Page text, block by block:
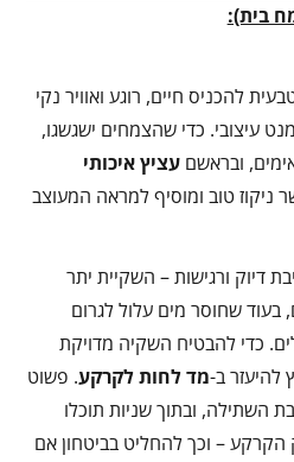
בית):
להכניס חיים, רוגע ואוויר נקי
עיצובי. כדי שהצמחים ישגשגו,
ובראשםעציץ איכותי
טוב ומוסיף למראה המעוצב
דיוק ורגישות – השקיית יתר
בעוד שחוסר מים עלול לגרום
כדי להבטיח השקיה מדויקת
להיעזר ב-מד לחות לקרקע. פשוט
השתילה, ובתוך שניות תוכלו
– וכך להחליט בביטחון אם